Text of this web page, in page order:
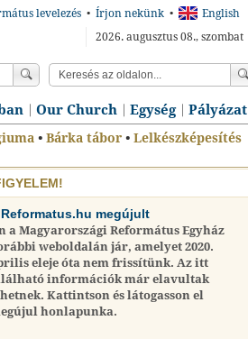
levelezés • Írjon nekünk •
English
2026. augusztus 08., szombat
Our Church Egység Pályázat
• Bárka tábor • Lelkészképesítés
megújult
a Magyarországi Református Egyház
weboldalán jár, amelyet 2020.
eleje óta nem frissítünk. Az itt
információk már elavultak
Kattintson és látogasson el
honlapunka.